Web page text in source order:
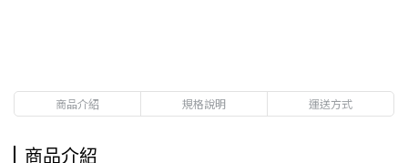
商品介紹 規格說明 運送方式
商品介紹